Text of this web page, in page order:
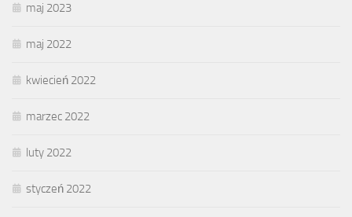
maj 2023
maj 2022
kwiecień 2022
marzec 2022
luty 2022
styczeń 2022